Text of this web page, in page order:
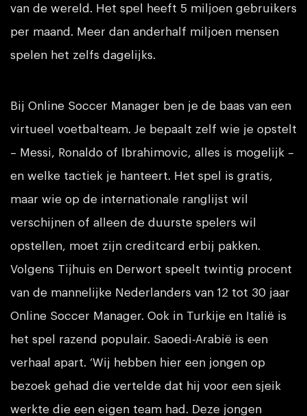
van de wereld. Het spel heeft 5 miljoen gebruikers
per maand. Meer dan anderhalf miljoen mensen
spelen het zelfs dagelijks.
Bij Online Soccer Manager ben je de baas van een
virtueel voetbalteam. Je bepaalt zelf wie je opstelt
– Messi, Ronaldo of Ibrahimovic, alles is mogelijk –
en welke tactiek je hanteert. Het spel is gratis,
maar wie op de internationale ranglijst wil
verschijnen of alleen de duurste spelers wil
opstellen, moet zijn creditcard erbij pakken.
Volgens Tijhuis en Derwort speelt twintig procent
van de mannelijke Nederlanders van 12 tot 30 jaar
Online Soccer Manager. Ook in Turkije en Italië is
het spel razend populair. Saoedi-Arabië is een
verhaal apart. ‘Wij hebben hier een jongen op
bezoek gehad die vertelde dat hij voor een sjeik
werkte die een eigen team had. Deze jongen